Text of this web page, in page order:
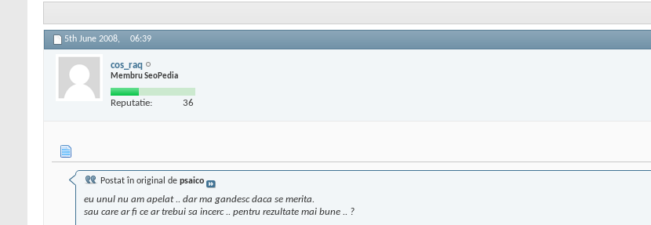
5th June 2008, 06:39
cos_raq
Membru SeoPedia
Reputatie: 36
Postat în original de psaico
eu unul nu am apelat .. dar ma gandesc daca se merita.
sau care ar fi ce ar trebui sa incerc .. pentru rezultate mai bune .. ?